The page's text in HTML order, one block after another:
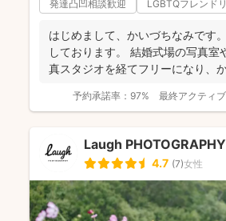
発達凸凹相談歓迎 LGBTQフレンド
はじめまして、かいづちなみです
しております。 結婚式場の写真室
真スタジオを経てフリーになり、
予約承諾率： 97% 最終アクティブ
Laugh PHOTOGRAPHY
4.7 (7)女性